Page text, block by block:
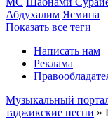
Абдухалим Ясмина
Показать все теги
Написать нам
Реклама
Музыкальный
таджикские песни »